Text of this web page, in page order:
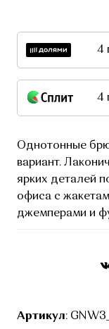
4
4
Однотонные
вариант.
ярких деталей
офиса с
джемперами и
Артикул: